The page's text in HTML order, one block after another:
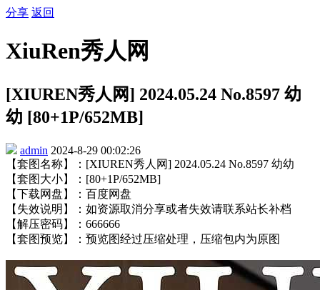
分享 返回
XiuRen秀人网
[XIUREN秀人网] 2024.05.24 No.8597 幼
幼 [80+1P/652MB]
admin 2024-8-29 00:02:26
【套图名称】：[XIUREN秀人网] 2024.05.24 No.8597 幼幼
【套图大小】：[80+1P/652MB]
【下载网盘】：百度网盘
【失效说明】：如资源取消分享或者失效请联系站长补档
【解压密码】：666666
【套图预览】：预览图经过压缩处理，压缩包内为原图